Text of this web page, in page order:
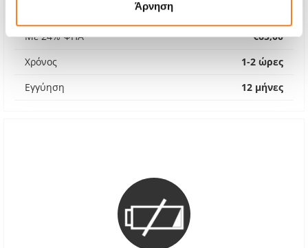
Άρνηση
Με 24% ΦΠΑ
€65,00
Χρόνος
1-2 ώρες
Εγγύηση
12 μήνες